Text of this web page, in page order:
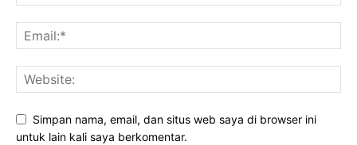
Simpan nama, email, dan situs web saya di browser ini
untuk lain kali saya berkomentar.